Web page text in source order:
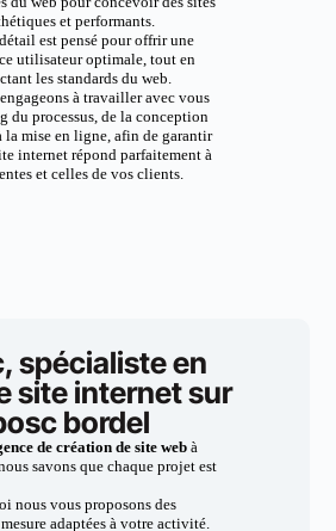
et performants.
est pensé pour offrir une
utilisateur optimale, tout en
les standards du web.
à travailler avec vous
du processus, de la conception
la mise en ligne, afin de garantir
internet répond parfaitement à
et celles de vos clients.
spécialiste en
site internet sur
bordel
de création de site webà
savons que chaque projet est
nous vous proposons des
adaptées à votre activité.